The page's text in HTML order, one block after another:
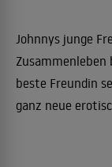
Johnnys junge
beste Freundin
ganz neue